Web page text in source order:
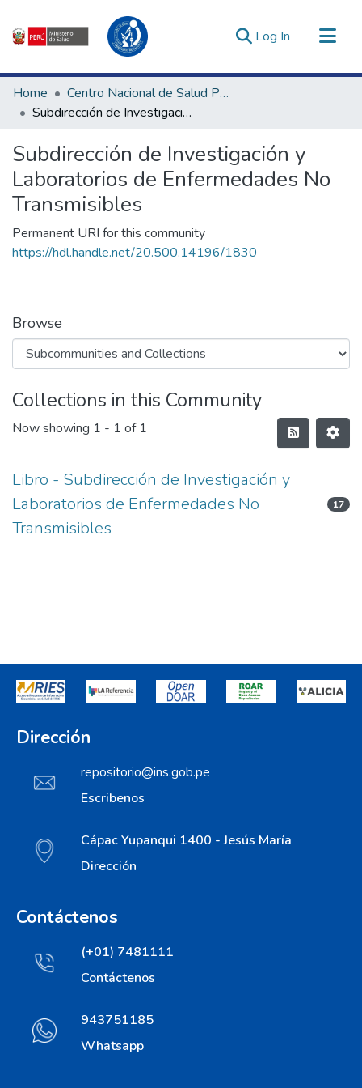
Log In (current)
Communities & Collections
All of DSpace
Estadísticas Externas
Enlaces de interés ▾
Home
Centro Nacional de Salud Pública
Subdirección de Investigación y Laboratorios de Enfermedades No Transmisibles
Subdirección de Investigación y
Laboratorios de Enfermedades No
Transmisibles
Permanent URI for this community
https://hdl.handle.net/20.500.14196/1830
Browse
Collections in this Community
Now showing 1 - 1 of 1
Libro - Subdirección de Investigación y
Laboratorios de Enfermedades No
Transmisibles
17
Dirección
repositorio@ins.gob.pe
Escribenos
Cápac Yupanqui 1400 - Jesús María
Dirección
Contáctenos
(+01) 7481111
Contáctenos
943751185
Whatsapp